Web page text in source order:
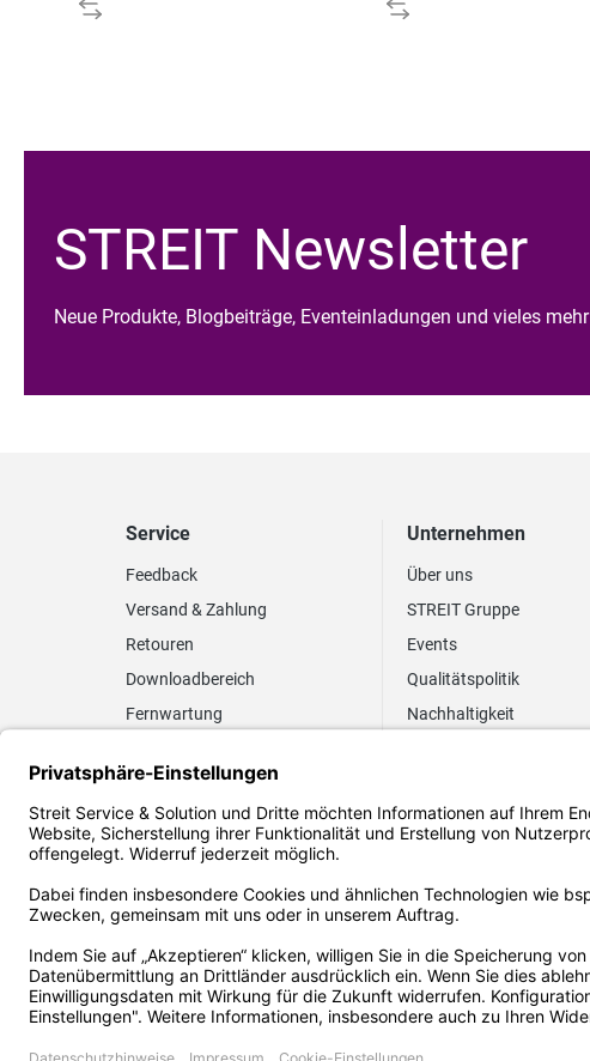
STREIT Newsletter
Neue Produkte, Blogbeiträge, Eventeinladungen und vieles mehr
Service
Feedback
Versand & Zahlung
Retouren
Downloadbereich
Fernwartung
Elektronischer
Rechnungsversand
FAQ EUDR
Unternehmen
Über uns
STREIT Gruppe
Events
Qualitätspolitik
Nachhaltigkeit